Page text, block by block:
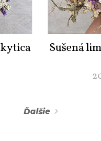
Sušená
Ďalšie